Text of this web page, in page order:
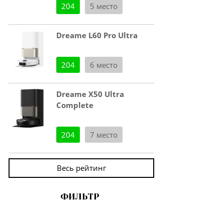
204 5 место
Dreame L60 Pro Ultra
204 6 место
Dreame X50 Ultra
Complete
204 7 место
Весь рейтинг
ФИЛЬТР